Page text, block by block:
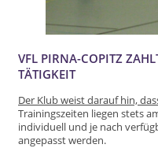
VFL PIRNA-COPITZ
TÄTIGKEIT
Der Klub weist darauf hin,
Trainingszeiten liegen stets
individuell und je nach
angepasst werden.